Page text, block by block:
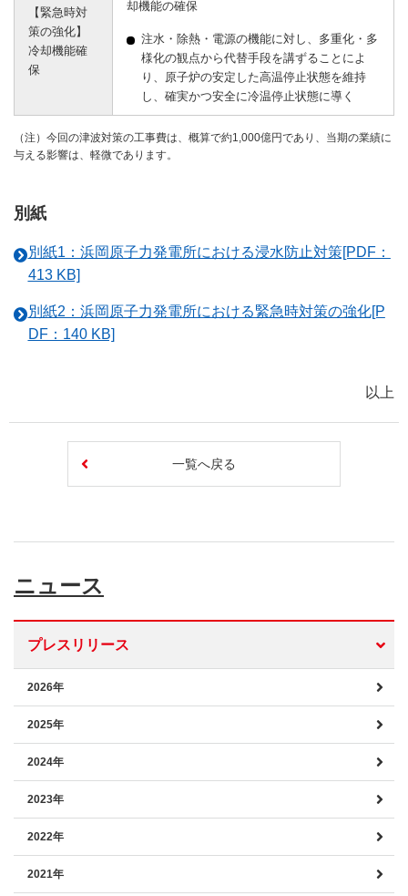
【緊急時対
策の強化】
冷却機能確
保
却機能の確保
注水・除熱・電源の機能に対し、多重化・多
様化の観点から代替手段を講ずることによ
り、原子炉の安定した高温停止状態を維持
し、確実かつ安全に冷温停止状態に導く
（注）今回の津波対策の工事費は、概算で約1,000億円であり、当期の業績に
与える影響は、軽微であります。
別紙
別紙1：浜岡原子力発電所における浸水防止対策[PDF：
413 KB]
別紙2：浜岡原子力発電所における緊急時対策の強化[P
DF：140 KB]
以上
一覧へ戻る
ニュース
プレスリリース
2026年
2025年
2024年
2023年
2022年
2021年